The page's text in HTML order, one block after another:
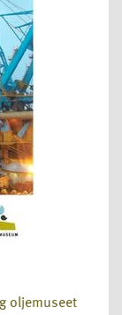
oljemuseet